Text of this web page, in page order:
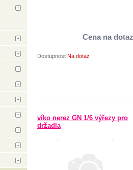
Cena na dotaz
Dostupnost Na dotaz
víko nerez GN 1/6 výřezy pro
držadla